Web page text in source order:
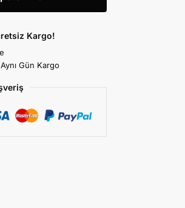
Kargo!
Gün Kargo